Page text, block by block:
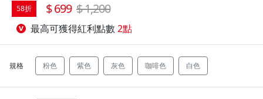
58折 699 1,200
最高可獲得紅利點數 2點
規格 粉色 紫色 灰色 咖啡色 白色